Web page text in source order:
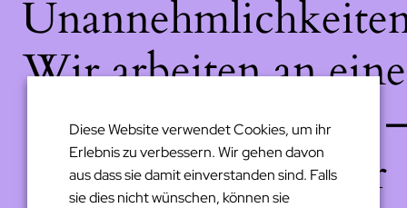
Wir arbeiten an
großartigen Sache
schau bald wieder
Diese Website verwendet Cookies, um ihr
Erlebnis zu verbessern. Wir gehen davon
aus dass sie damit einverstanden sind. Falls
sie dies nicht wünschen, können sie